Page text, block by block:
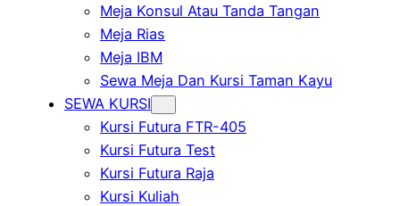
Meja Konsul Atau Tanda Tangan
Meja Rias
Meja IBM
Sewa Meja Dan Kursi Taman Kayu
SEWA KURSI
Kursi Futura FTR-405
Kursi Futura Test
Kursi Futura Raja
Kursi Kuliah